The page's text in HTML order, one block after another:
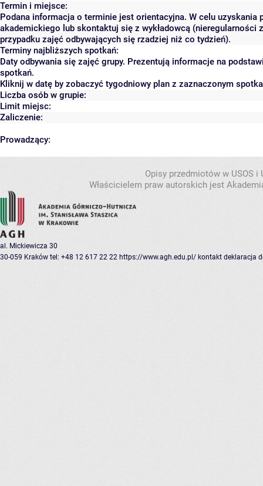
Termin i miejsce:
Podana informacja o terminie jest orientacyjna. W celu
akademickiego lub skontaktuj się z wykładowcą (nieregularności
przypadku zajęć odbywających się rzadziej niż co tydzień).
Terminy najbliższych spotkań:
Daty odbywania się zajęć grupy. Prezentują informacje na
spotkań.
Kliknij w datę by zobaczyć tygodniowy plan z zaznaczonym
Liczba osób w grupie:
Limit miejsc:
Zaliczenie:
Prowadzący:
Opisy przedmiotów w USOS
Właścicielem praw autorskich jest
al. Mickiewicza 30
30-059 Kraków tel: +48 12 617 22 22 https://www.agh.edu.pl/ kontakt deklaracja